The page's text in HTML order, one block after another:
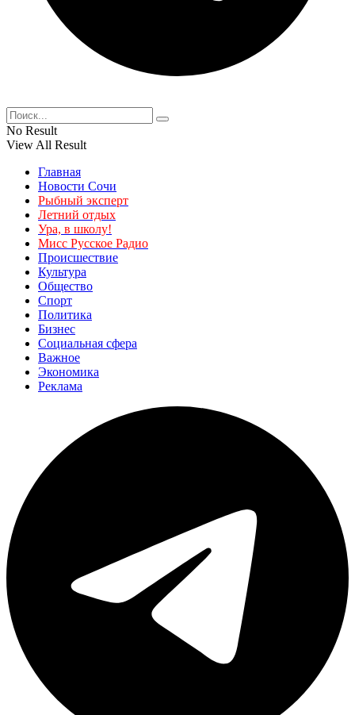
No Result
View All Result
Главная
Новости Сочи
Рыбный эксперт
Летний отдых
Ура, в школу!
Мисс Русское Радио
Происшествие
Культура
Общество
Спорт
Политика
Бизнес
Социальная сфера
Важное
Экономика
Реклама